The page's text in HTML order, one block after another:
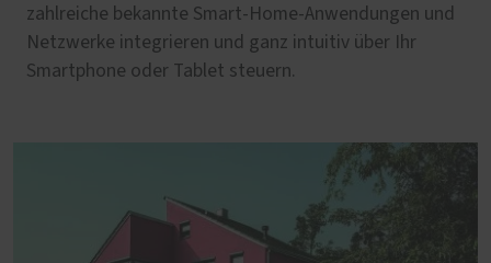
zahlreiche bekannte Smart-Home-Anwendungen und
Netzwerke integrieren und ganz intuitiv über Ihr
Smartphone oder Tablet steuern.